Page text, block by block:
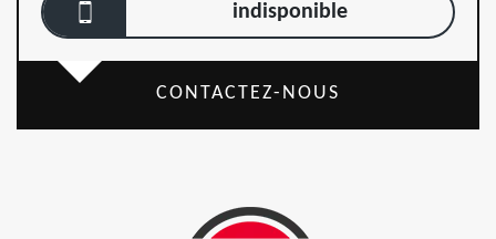
indisponible
CONTACTEZ-NOUS